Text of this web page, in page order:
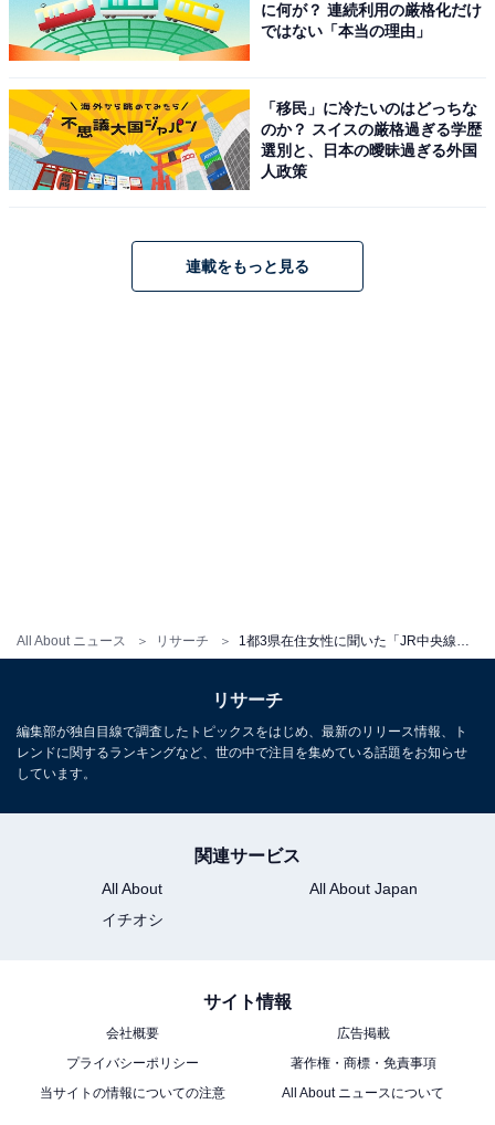
All About ニュース リサーチ 1都3県在住女性に聞いた「JR中央線沿線の住みたい街」ランキング！ 2位「東京駅」、1位は？
に何が？ 連続利用の厳格化だけ
ではない「本当の理由」
「移民」に冷たいのはどっちな
のか？ スイスの厳格過ぎる学歴
選別と、日本の曖昧過ぎる外国
人政策
連載をもっと見る
リサーチ
編集部が独自目線で調査したトピックスをはじめ、最新のリリース情報、ト
レンドに関するランキングなど、世の中で注目を集めている話題をお知らせ
しています。
関連サービス
All About
All About Japan
イチオシ
サイト情報
会社概要
広告掲載
プライバシーポリシー
著作権・商標・免責事項
当サイトの情報についての注意
All About ニュースについて